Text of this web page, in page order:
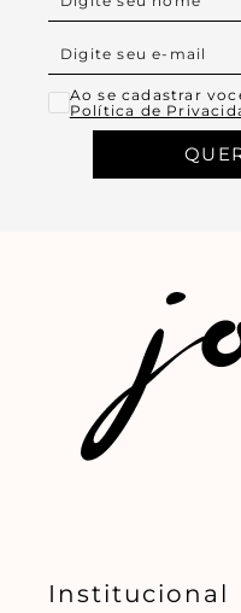
Ao se cadastrar
Política de
Institucional